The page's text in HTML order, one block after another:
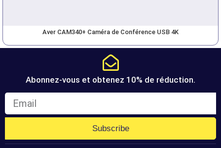
Aver CAM340+ Caméra de Conférence USB 4K
Abonnez-vous et obtenez 10% de réduction.
Subscribe